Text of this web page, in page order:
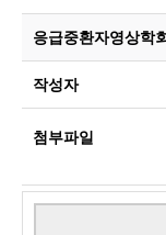
응급중환자영상학
작성자
첨부파일